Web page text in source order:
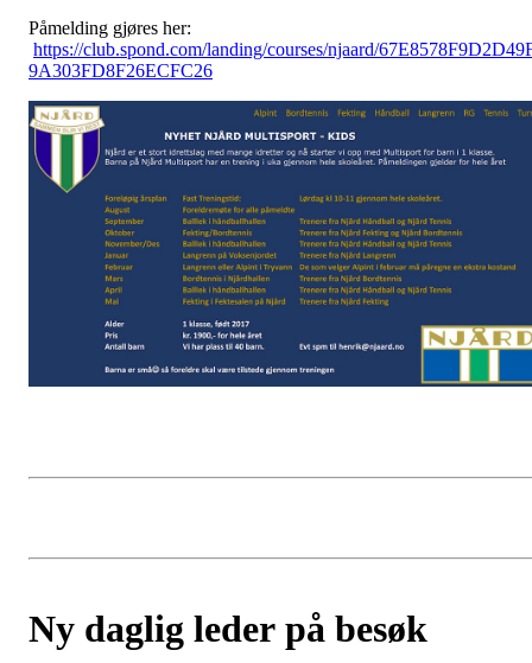
Påmelding gjøres her:
https://club.spond.com/landing/courses/njaard/
9A303FD8F26ECFC26
Ny daglig leder på besøk